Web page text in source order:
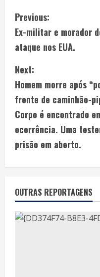
Previous:
Ex-militar e morador
ataque nos EUA.
Next:
Homem morre após
frente de caminhão-
Corpo é encontrado
ocorrência. Uma
prisão em aberto.
OUTRAS REPORTAGENS